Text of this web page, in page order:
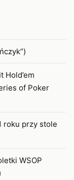
Hold’em
of Poker
roku przy stole
WSOP